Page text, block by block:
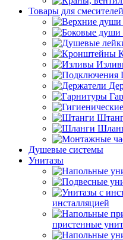
Товары для смесителей
Душевые системы
Унитазы
инсталляцией
пристенные